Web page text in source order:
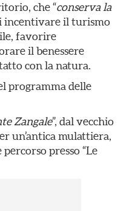
che “conserva la
incentivare il turismo
favorire
il benessere
con la natura.
programma delle
Zangale”, dal vecchio
un’antica mulattiera,
presso “Le